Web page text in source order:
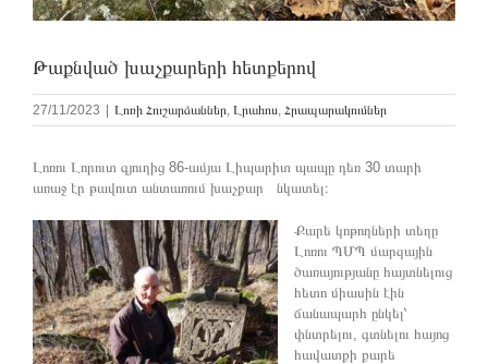
Թաքնված խաչքարերի հետքերով
27/11/2023 | Լոռի Հուշարձաններ Լրահոս Հրապարակումներ
Լոռու Լորուտ գյուղից 86-ամյա Լիպարիտ պապը դեռ 30 տարի
առաջ էր թավուտ անտառում խաչքար նկատել։
Քարե կոթողների տեղը
Լոռու ՊՄՊ մարզային
ծառայությանը հայտնելուց
հետո միասին էին
ճանապարհ ընկել՝
փնտրելու, գտնելու հայոց
հավատքի քարե